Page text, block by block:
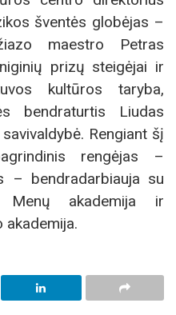
šventės globėjas –
maestro Petras
prizų steigėjai ir
kultūros taryba,
bendraturtis Liudas
Rengiant šį
rengėjas –
– bendradarbiauja su
Menų akademija ir